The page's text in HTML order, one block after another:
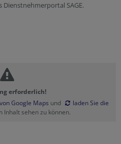
SAGE.
erforderlich!
Google Maps und
laden Sie die
Inhalt sehen zu können.